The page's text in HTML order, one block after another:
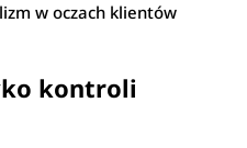
w oczach klientów
kontroli